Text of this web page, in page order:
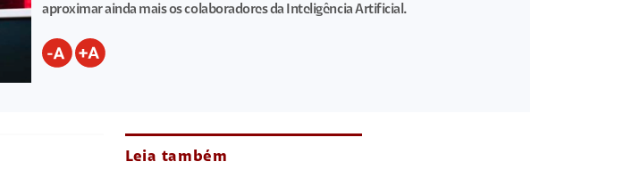
aproximar ainda mais os colaboradores da Inteligência Artificial.
Leia também